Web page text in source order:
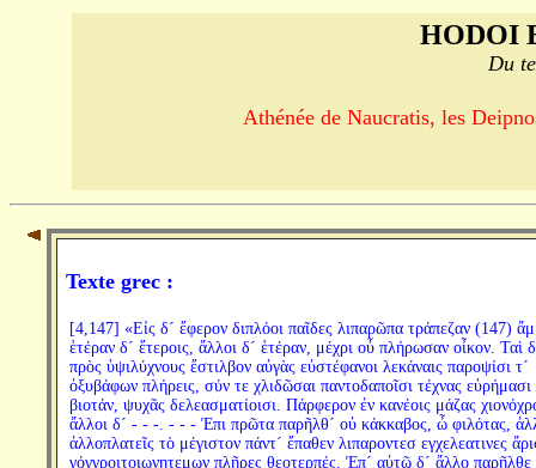
HODOI
Du
Athénée de Naucratis, les
Texte grec :
[4,147] «Εἰς δ´ ἔφερον διπλόοι παῖδες λιπαρῶπα τράπεζαν (147)
ἑτέραν δ´ ἕτεροις, ἄλλοι δ´ ἑτέραν, μέχρι οὗ πλήρωσαν οἶκον. Ταὶ
πρὸς ὑψιλύχνους ἔστιλβον αὐγὰς εὐστέφανοι λεκάναις παροψίσι τ´
ὀξυβάφων πλήρεις, σύν τε χλιδῶσαι παντοδαποῖσι τέχνας εὑρήμασι
βιοτάν, ψυχᾶς δελεασματίοισι. Πάρφερον ἐν κανέοις μάζας
ἄλλοι δ´ - - -. - - - Ἐπι πρῶτα παρῆλθ´ οὐ κάκκαβος, ὦ φιλότας,
ἀλλοπλατεῖς τὸ μέγιστον πάντ´ ἔπαθεν λιπαροντεσ εγχελεατινες
γόγγροιτοιωνητεμων πλῆρες θεοτερπές. Ἐπ´ αὐτῷ δ´ ἄλλο παρῆλθε